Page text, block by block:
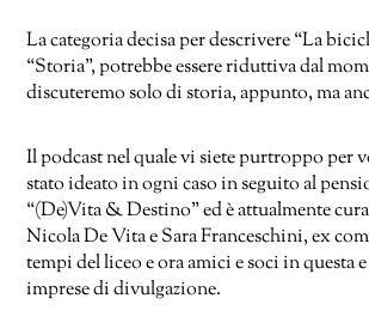
La categoria decisa per descrivere “La
“Storia”, potrebbe essere riduttiva dal
discuteremo solo di storia, appunto, ma
Il podcast nel quale vi siete purtroppo per
stato ideato in ogni caso in seguito al
“(De)Vita & Destino” ed è attualmente
Nicola De Vita e Sara Franceschini, ex
tempi del liceo e ora amici e soci in questa
imprese di divulgazione.